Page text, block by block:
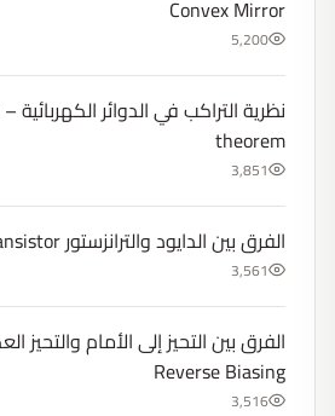
Convex Mirror
5,200
theorem
3,851
الفرق بين الدايود والترانزستور Diode vs Transistor
3,561
Reverse Biasing
3,516